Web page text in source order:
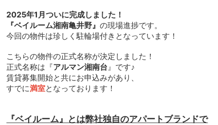
2025年1月ついに完成しました！
『ベイルーム湘南亀井野』の現場進捗です。
今回の物件は珍しく駐輪場付きとなっています！
こちらの物件の正式名称が決定しました！
正式名称は『アルマン湘南台』です♪
賃貸募集開始と共にお申込みがあり、
すでに満室となっております！
『ベイルーム』とは弊社独自のアパートブランドで